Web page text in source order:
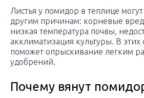
Листья у помидор в теплице
другим причинам: корневые
низкая температура почвы,
акклиматизация культуры. В этих
поможет опрыскивание легким
удобрений.
Почему вянут